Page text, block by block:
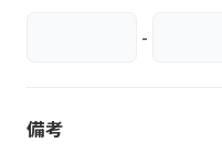
-
備考